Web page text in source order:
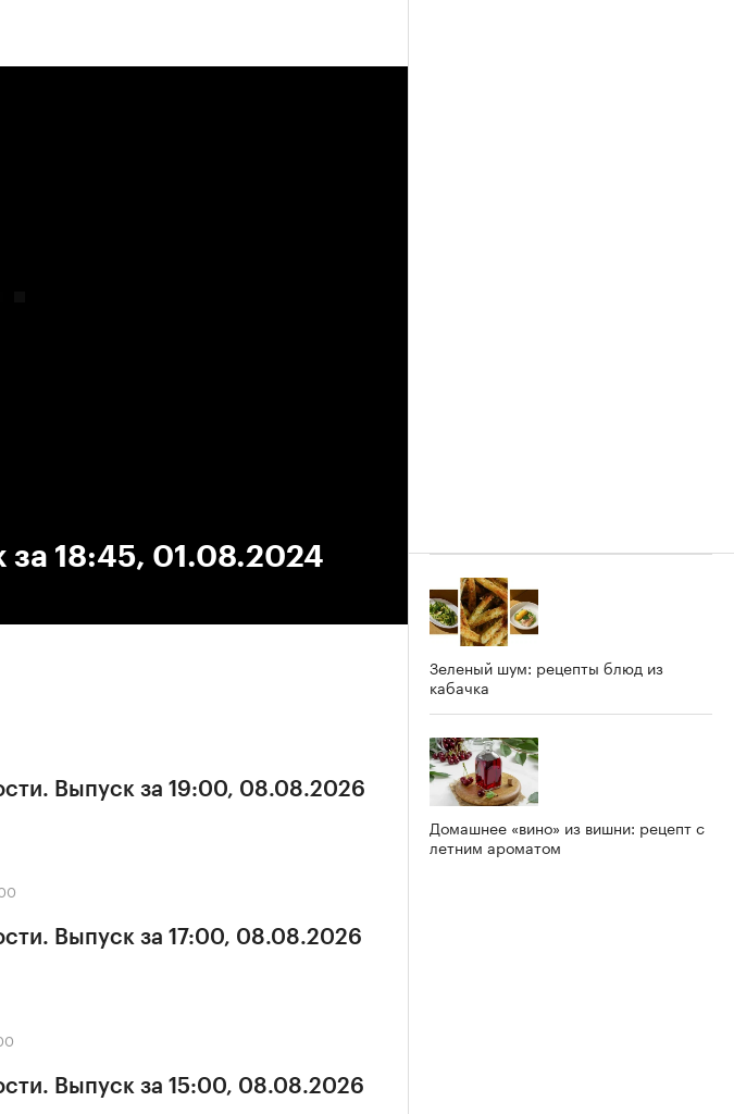
за 18:45, 01.08.2024
Выпуск за 19:00, 08.08.2026
Выпуск за 17:00, 08.08.2026
Выпуск за 15:00, 08.08.2026
Зеленый шум: рецепты блюд из
кабачка
Домашнее «вино» из вишни: рецепт с
летним ароматом